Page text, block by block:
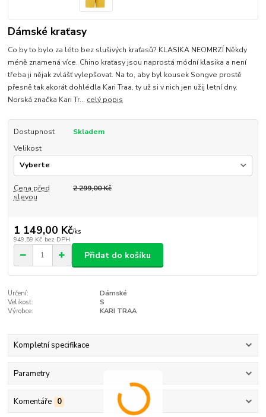
Dámské kraťasy
Co by to bylo za léto bez slušivých kraťasů? KLASIKA NEOMRZÍ Někdy
méně znamená více. Chino kraťasy jsou naprostá módní klasika a není
třeba ji nějak zvlášť vylepšovat. Na to, aby byl kousek Songve prostě
přesně tak akorát dohlédla Kari Traa, ty už si v nich jen užij letní dny.
Norská značka Kari Tr... celý popis
Dostupnost
Skladem
Velikost
Cena před
slevou
2 299,00 Kč
1 149,00 Kč/ks
949,59 Kč bez DPH
Přidat do košíku
Určení:
Dámské
Velikost:
S
Výrobce:
KARI TRAA
Kompletní specifikace
Parametry
Komentáře 0